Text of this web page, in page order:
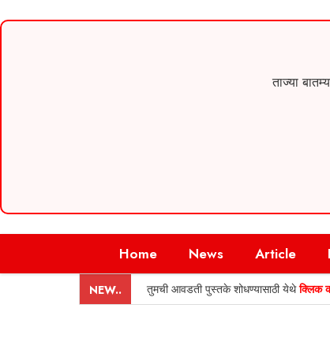
ताज्या
Home News Article
NEW.. तुमची आवडती पुस्तके शोधण्यासाठी येथेक्लिक